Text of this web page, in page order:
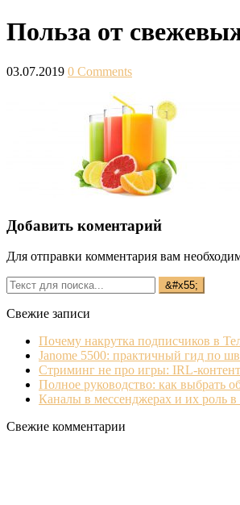
Польза от
03.07.2019 0 Comments
Добавить коментарий
Для отправки комментария вам
Свежие записи
Почему накрутка подписчиков в
Janome 5500: практичный гид по
Стриминг не про игры:
Полное руководство: как выбрать
Каналы в мессенджерах и их роль
Свежие комментарии